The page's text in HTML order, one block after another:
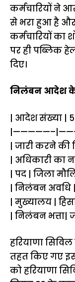
कर्मचारियों ने
से भरा हुआ है
कर्मचारियों का
पर ही पब्लिक
दिए।
निलंबन आदेश के
| आदेश संख्या |
| जारी करने की
| अधिकारी का
| पद | जिला
| निलंबन अवधि
| मुख्यालय |
| निलंबन भत्ता|
हरियाणा
तहत किए गए
को हरियाणा